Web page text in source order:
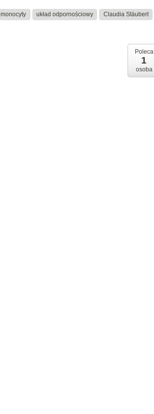
monocyty układ odpornościowy Claudia Stäubert
Poleca
1
osoba